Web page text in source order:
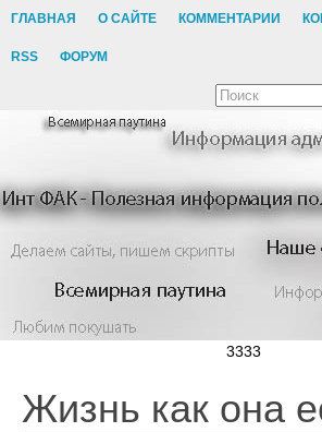
ГЛАВНАЯ О САЙТЕ КОММЕНТАРИИ
RSS ФОРУМ
3333
Жизнь как она